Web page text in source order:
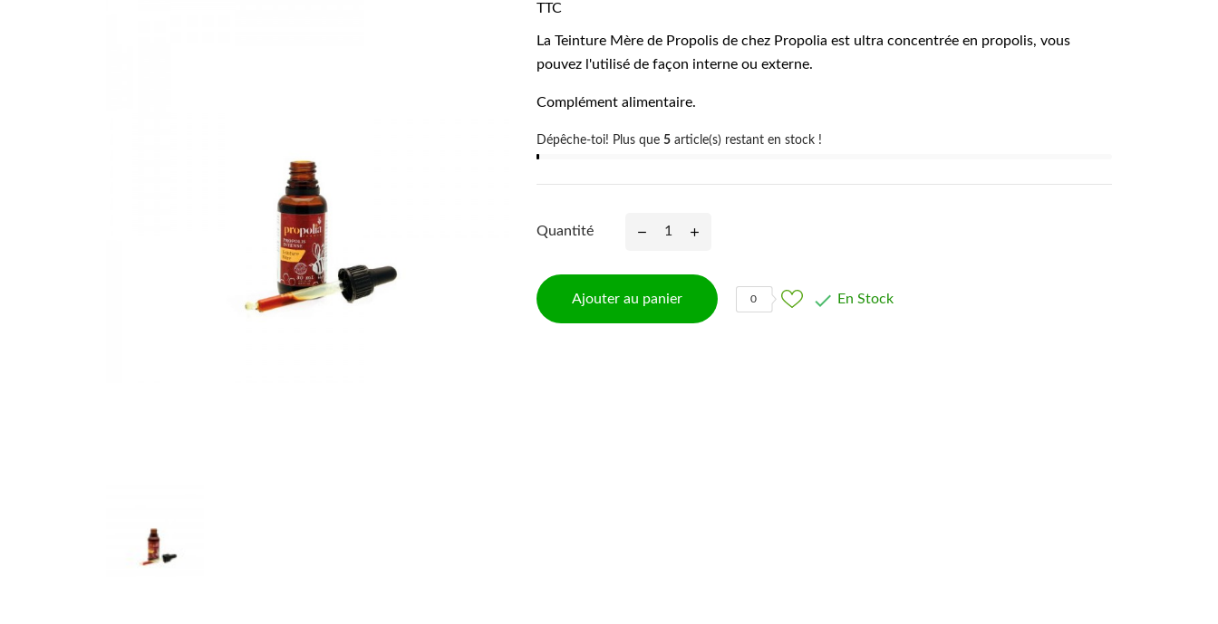
TTC
La Teinture Mère de Propolis de chez Propolia est ultra concentrée en propolis, vous
pouvez l'utilisé de façon interne ou externe.
Complément alimentaire.
Dépêche-toi! Plus que 5 article(s) restant en stock !
Quantité
Ajouter au panier 0  En Stock